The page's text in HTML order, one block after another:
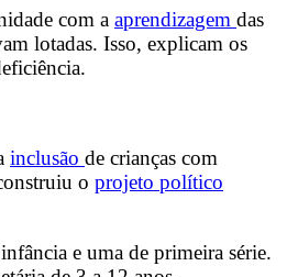
com a aprendizagem das
lotadas. Isso, explicam os
inclusão de crianças com
o projeto político
e uma de primeira série.